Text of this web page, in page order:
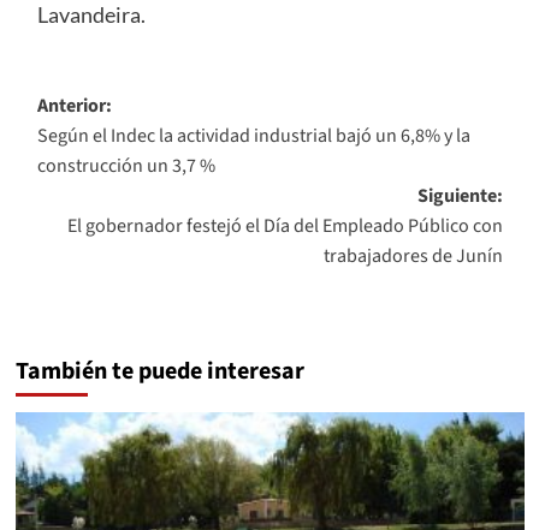
Lavandeira.
Navegación
de
entradas
Anterior:
Según el Indec la actividad industrial bajó un 6,8% y la
construcción un 3,7 %
Siguiente:
El gobernador festejó el Día del Empleado Público con
trabajadores de Junín
También te puede interesar